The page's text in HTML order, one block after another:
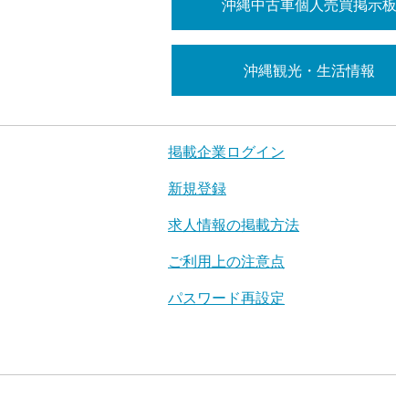
沖縄中古車個人売買掲示板
沖縄観光・生活情報
掲載企業ログイン
新規登録
求人情報の掲載方法
ご利用上の注意点
パスワード再設定